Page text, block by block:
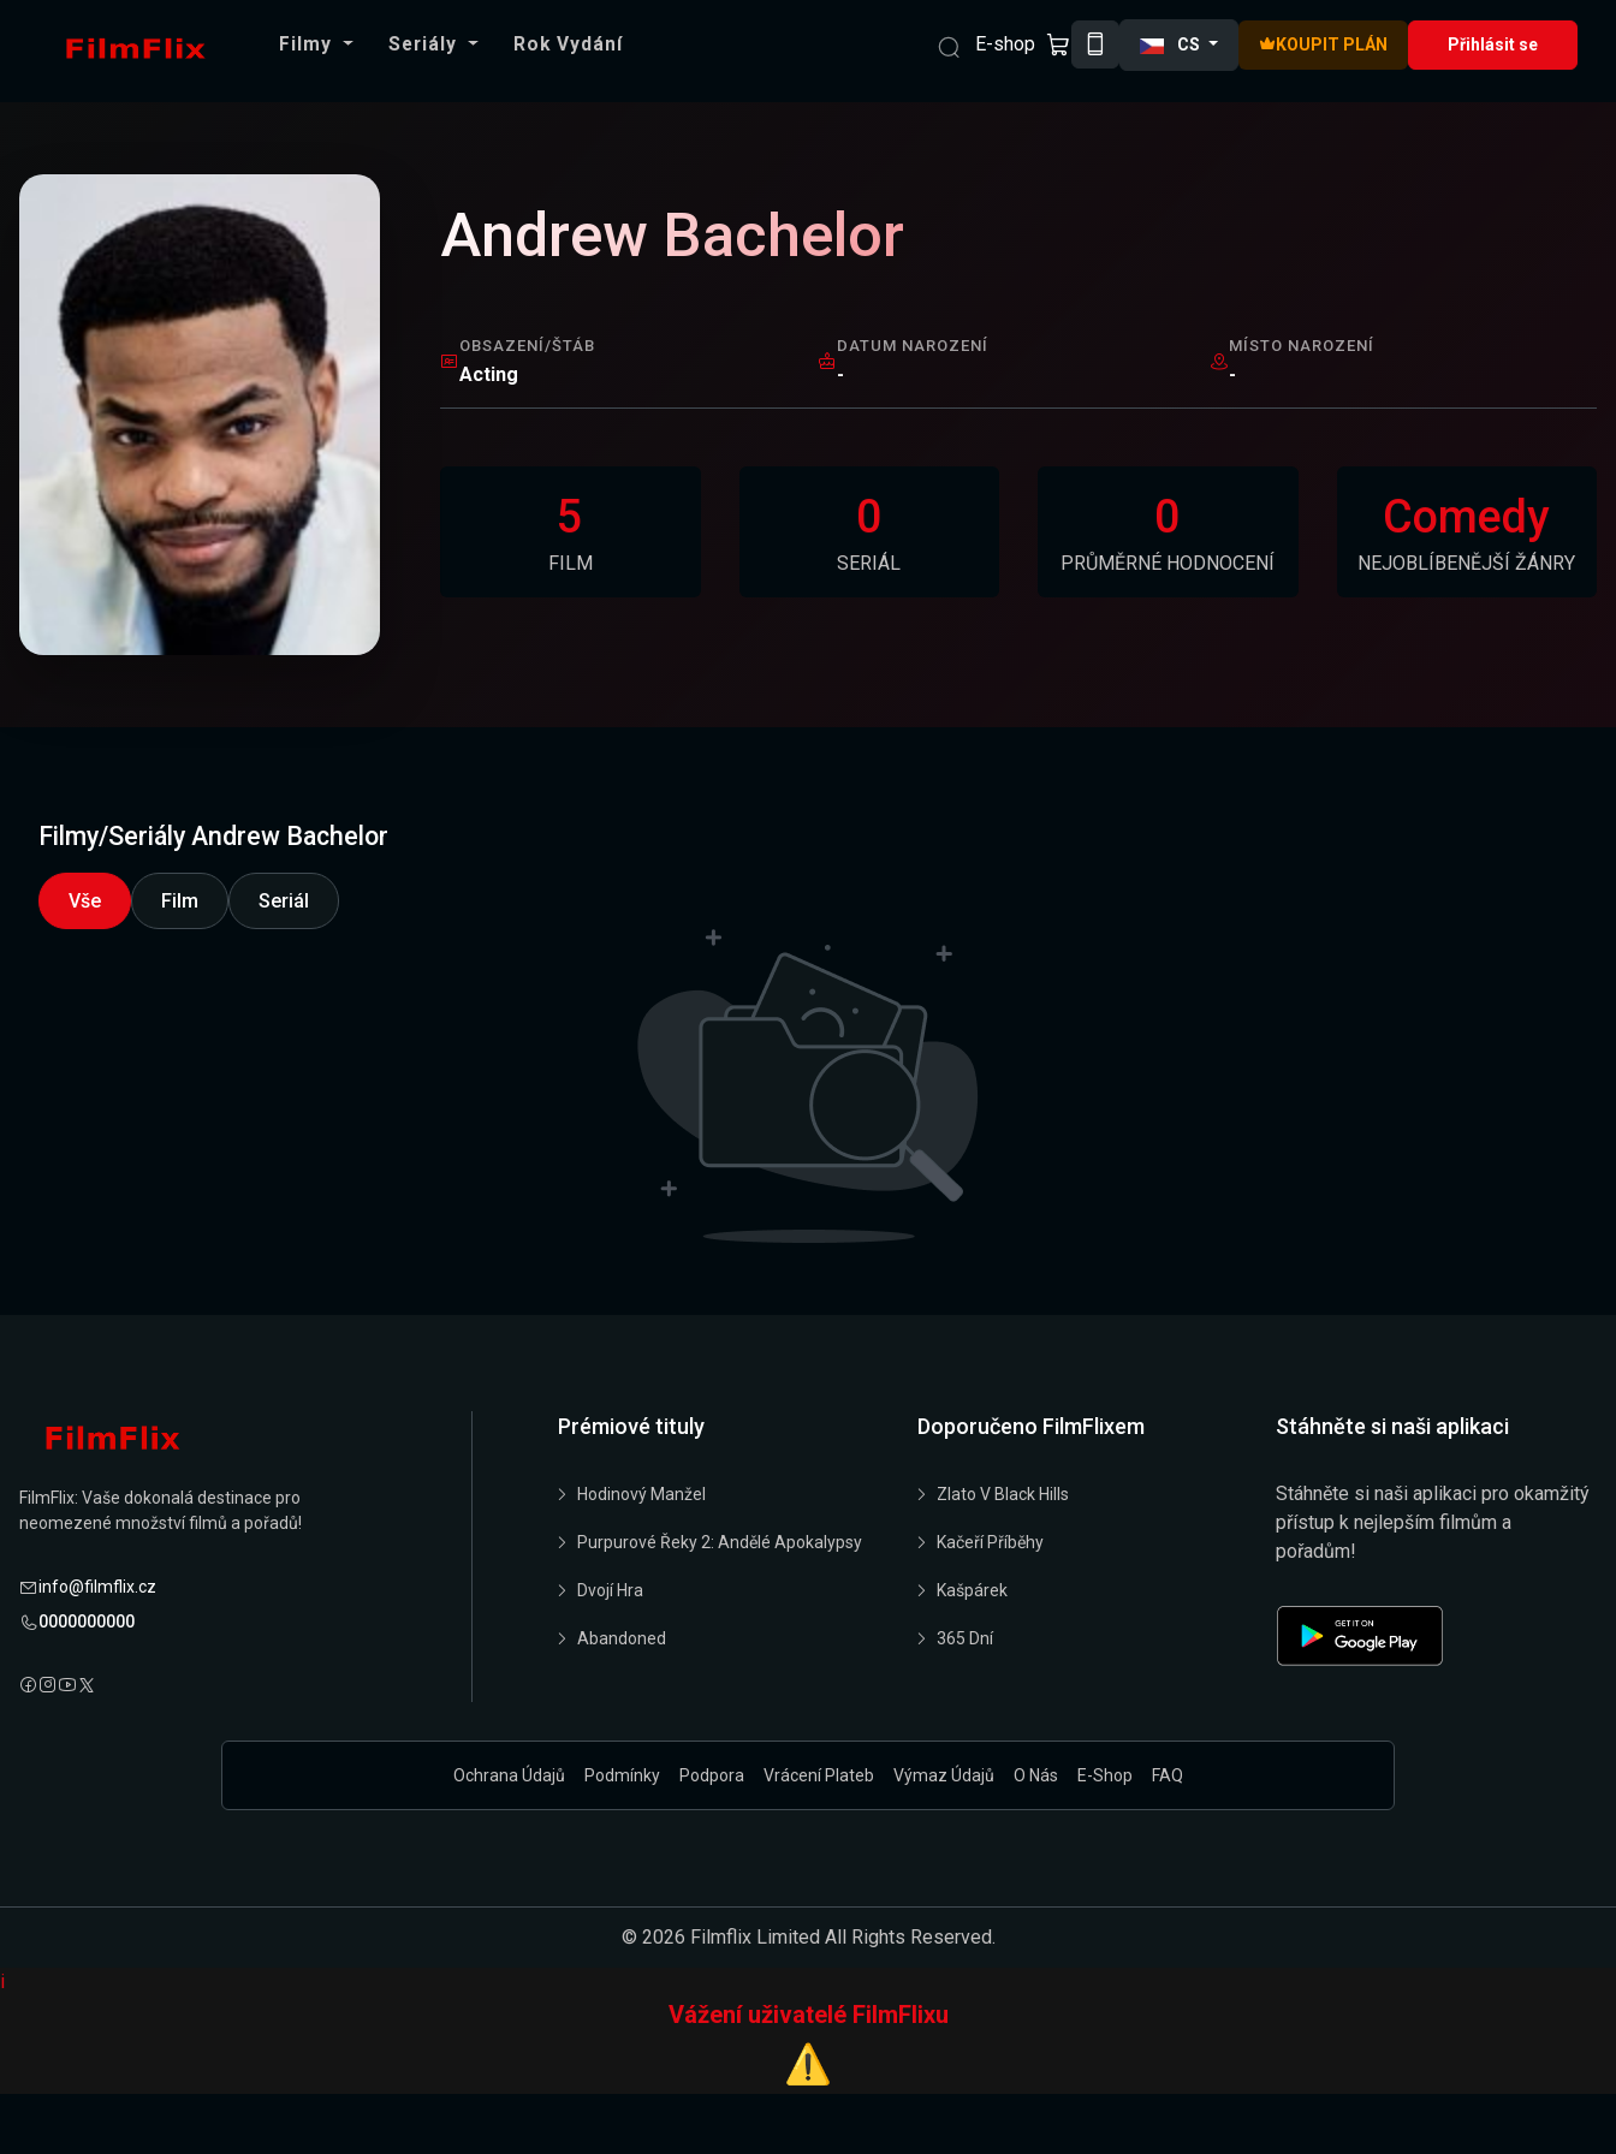
Filmy Seriály Rok Vydání E-shop CS KOUPIT PLÁN Přihlásit se
Andrew Bachelor
OBSAZENÍ/ŠTÁB
Acting
DATUM NAROZENÍ
-
MÍSTO NAROZENÍ
-
5
FILM
0
SERIÁL
0
PRŮMĚRNÉ HODNOCENÍ
Comedy
NEJOBLÍBENĚJŠÍ ŽÁNRY
Filmy/Seriály Andrew Bachelor
Vše Film Seriál
FilmFlix: Vaše dokonalá destinace pro
neomezené množství filmů a pořadů!
info@filmflix.cz
0000000000
Prémiové tituly
Hodinový Manžel
Purpurové Řeky 2: Andělé Apokalypsy
Dvojí Hra
Abandoned
Doporučeno FilmFlixem
Zlato V Black Hills
Kačeří Příběhy
Kašpárek
365 Dní
Stáhněte si naši aplikaci
Stáhněte si naši aplikaci pro okamžitý
přístup k nejlepším filmům a
pořadům!
Ochrana Údajů Podmínky Podpora Vrácení Plateb Výmaz Údajů O Nás E-Shop FAQ
© 2026 Filmflix Limited All Rights Reserved.
i
Vážení uživatelé FilmFlixu
⚠️